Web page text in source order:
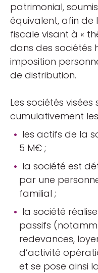
patrimonial,
équivalent, afin de
fiscale visant à «
dans des sociétés
imposition
de distribution.
Les sociétés
cumulativement
les actifs de la
5 M€ ;
la société est
par une
familial ;
la société
passifs
redevances,
d’activité
et se pose ainsi